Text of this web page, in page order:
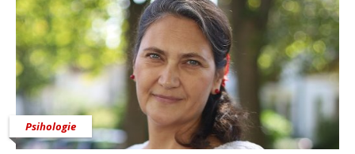
Psihologie